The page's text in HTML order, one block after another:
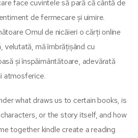
face cuvintele să pară că cântă de
de fermecare și uimire.
Omul de nicăieri o cărți online
mă îmbrățișând cu
și înspăimântătoare, adevărată
atmosferice.
what draws us to certain books, is
or the story itself, and how
together kindle create a reading